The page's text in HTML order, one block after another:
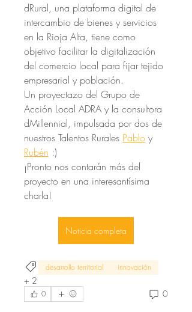
dRural, una plataforma digital de
intercambio de bienes y servicios
en la Rioja Alta, tiene como
objetivo facilitar la digitalización
del comercio local para fijar tejido
empresarial y población.
Un proyectazo del Grupo de
Acción Local ADRA y la consultora
dMillennial, impulsada por dos de
nuestros Talentos Rurales Pablo y
Rubén :)
¡Pronto nos contarán más del
proyecto en una interesantísima
charla!
Noticia completa
desarrollo territorial innovación
+ 2
0 0